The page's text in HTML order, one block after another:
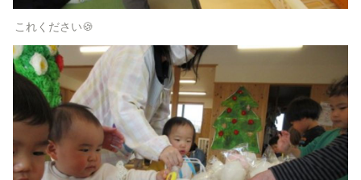
これください🍪